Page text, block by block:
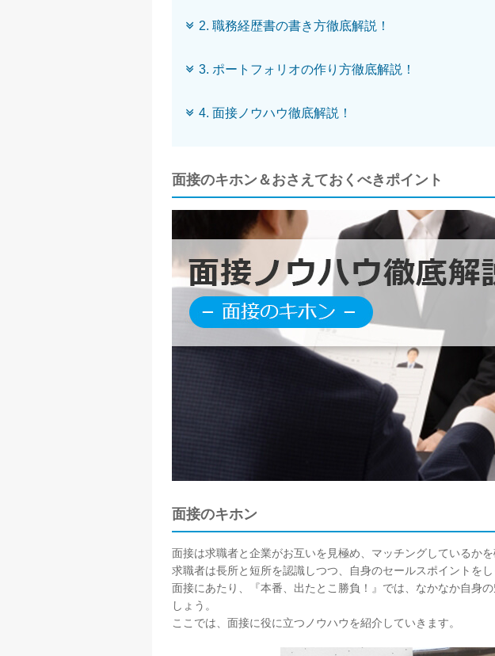
2. 職務経歴書の書き方徹底解説！
3. ポートフォリオの作り方徹底解説！
4. 面接ノウハウ徹底解説！
面接のキホン＆おさえておくべきポイント
面接のキホン
面接は求職者と企業がお互いを見極め、マッチングしているかを
求職者は長所と短所を認識しつつ、自身のセールスポイントをし
面接にあたり、『本番、出たとこ勝負！』では、なかなか自身
しょう。
ここでは、面接に役に立つノウハウを紹介していきます。